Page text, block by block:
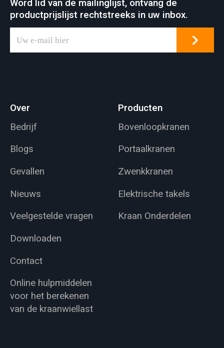
Word lid van de mailinglijst, ontvang de
productprijslijst rechtstreeks in uw inbox.
Over
Bedrijf
Blogs
Gevallen
Nieuws
Veelgestelde vragen
Downloaden
Contact
Online hulpmiddelen
voor het berekenen
van de kraanwiellast
Producten
Bovenloopkranen
Portaalkranen
Zwenkkranen
Elektrische takels
Kraan Onderdelen